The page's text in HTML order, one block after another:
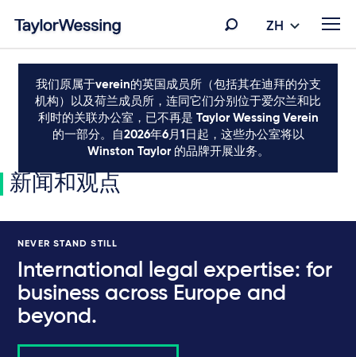
ZH
我们原属于verein的英国成员所（包括其在迪拜的分支
机构）以及荷兰成员所，连同它们分别位于爱尔兰和比
利时的关联办公室，已不再是 Taylor Wessing Verein
的一部分。自2026年6月1日起，这些办公室将以
Winston Taylor 的品牌开展业务。
新闻和观点
NEVER STAND STILL
International legal expertise: for
business across Europe and
beyond.